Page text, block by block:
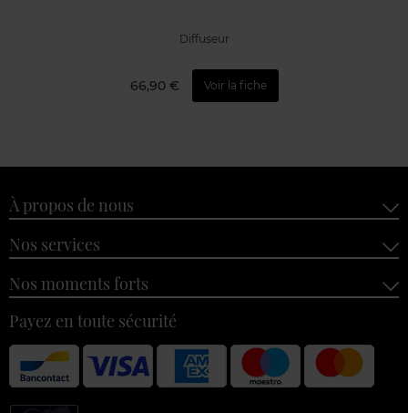
Diffuseur
66,90 € Voir la fiche
À propos de nous
Nos services
Nos moments forts
Payez en toute sécurité